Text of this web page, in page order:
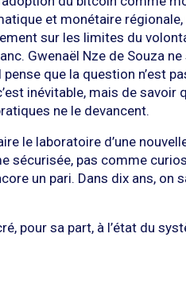
et monétaire
sur les limites du
Gwenaël Nze de Souza
que la question n’est
inévitable, mais de savoir
ne le devancent.
le laboratoire d’une
sécurisée, pas comme
un pari. Dans dix ans, on
pour sa part, à l’état du